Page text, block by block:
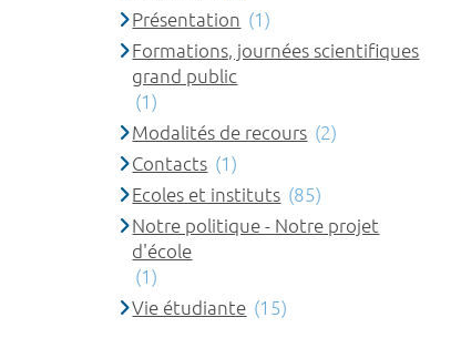
Présentation (1)
Formations, journées scientifiques
grand public
(1)
Modalités de recours (2)
Contacts (1)
Ecoles et instituts (85)
Notre politique - Notre projet
d'école
(1)
Vie étudiante (15)